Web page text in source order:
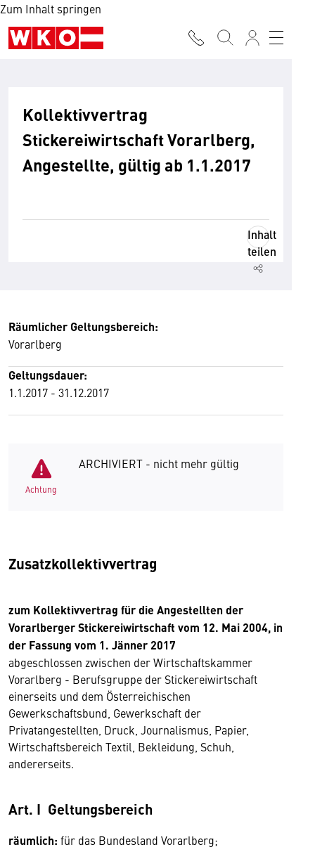
Zum Inhalt springen
Kollektivvertrag
Stickereiwirtschaft Vorarlberg,
Angestellte, gültig ab 1.1.2017
Inhalt
teilen
Räumlicher Geltungsbereich:
Vorarlberg
Geltungsdauer:
1.1.2017 - 31.12.2017
Achtung
ARCHIVIERT - nicht mehr gültig
Zusatzkollektivvertrag
zum Kollektivvertrag für die Angestellten der
Vorarlberger Stickereiwirtschaft vom 12. Mai 2004, in
der Fassung vom 1. Jänner 2017
abgeschlossen zwischen der Wirtschaftskammer
Vorarlberg - Berufsgruppe der Stickereiwirtschaft
einerseits und dem Österreichischen
Gewerkschaftsbund, Gewerkschaft der
Privatangestellten, Druck, Journalismus, Papier,
Wirtschaftsbereich Textil, Bekleidung, Schuh,
andererseits.
Art. I Geltungsbereich
räumlich: für das Bundesland Vorarlberg;